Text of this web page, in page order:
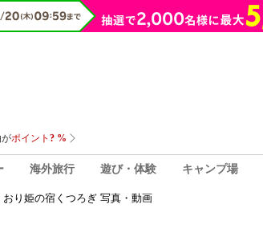
海外旅行 遊び・体験 キャンプ場
おり姫の宿くつろぎ 写真・動画